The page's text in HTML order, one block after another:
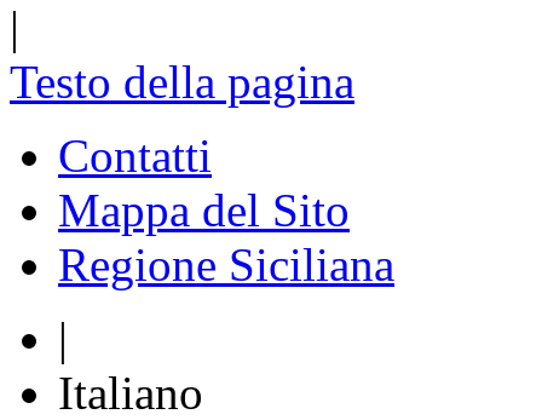
|
Testo della pagina
Contatti
Mappa del Sito
Regione Siciliana
|
Italiano